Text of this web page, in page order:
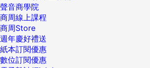
聲音商學院
商周線上課程
商周Store
週年慶好禮送
紙本訂閱優惠
數位訂閱優惠